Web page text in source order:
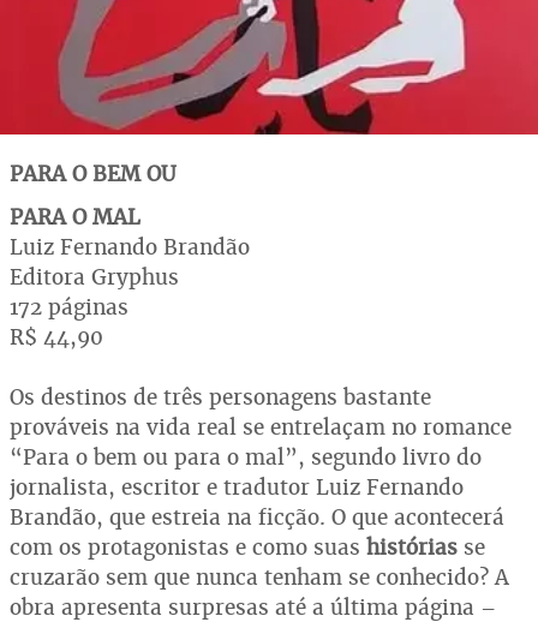
PARA O BEM OU
PARA O MAL
Luiz Fernando Brandão
Editora Gryphus
172 páginas
R$ 44,90
Os destinos de três personagens bastante
prováveis na vida real se entrelaçam no romance
“Para o bem ou para o mal”, segundo livro do
jornalista, escritor e tradutor Luiz Fernando
Brandão, que estreia na ficção. O que acontecerá
com os protagonistas e como suas histórias se
cruzarão sem que nunca tenham se conhecido? A
obra apresenta surpresas até a última página –